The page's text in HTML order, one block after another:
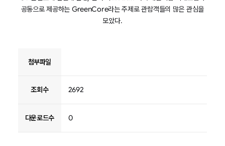
공동으로 제공하는 GreenCore라는 주제로 관람객들의 많은 관심을
모았다.
첨부파일
조회수 2692
다운로드수 0